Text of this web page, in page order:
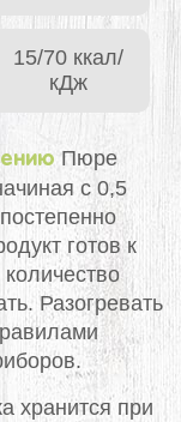
15/70 ккал/
кДж
Пюре
с 0,5
готов к
Разогревать
хранится при